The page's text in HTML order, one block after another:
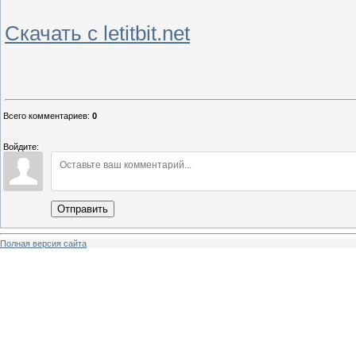
Скачать с letitbit.net
Всего комментариев: 0
Войдите:
Отправить
Полная версия сайта